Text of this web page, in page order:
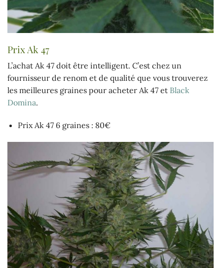
Prix Ak 47
L’achat Ak 47 doit être intelligent. C’est chez un
fournisseur de renom et de qualité que vous trouverez
les meilleures graines pour acheter Ak 47 et Black
Domina.
Prix Ak 47 6 graines : 80€